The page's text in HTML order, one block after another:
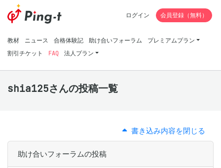
教材 ニュース 合格体験記 助け合いフォーラム
プレミアムプラン
割引チケット
FAQ 法人プラン
ログイン 会員登録（無料）
shia125さんの投稿一覧
書き込み内容を閉じる
助け合いフォーラムの投稿